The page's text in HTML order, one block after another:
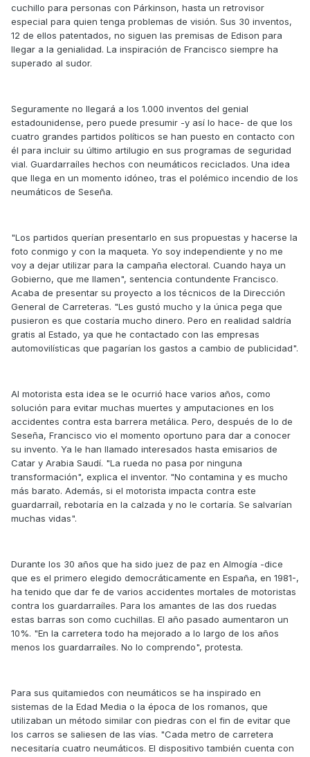
cuchillo para personas con Párkinson, hasta un retrovisor
especial para quien tenga problemas de visión. Sus 30 inventos,
12 de ellos patentados, no siguen las premisas de Edison para
llegar a la genialidad. La inspiración de Francisco siempre ha
superado al sudor.
Seguramente no llegará a los 1.000 inventos del genial
estadounidense, pero puede presumir -y así lo hace- de que los
cuatro grandes partidos políticos se han puesto en contacto con
él para incluir su último artilugio en sus programas de seguridad
vial. Guardarraíles hechos con neumáticos reciclados. Una idea
que llega en un momento idóneo, tras el polémico incendio de los
neumáticos de Seseña.
"Los partidos querían presentarlo en sus propuestas y hacerse la
foto conmigo y con la maqueta. Yo soy independiente y no me
voy a dejar utilizar para la campaña electoral. Cuando haya un
Gobierno, que me llamen", sentencia contundente Francisco.
Acaba de presentar su proyecto a los técnicos de la Dirección
General de Carreteras. "Les gustó mucho y la única pega que
pusieron es que costaría mucho dinero. Pero en realidad saldría
gratis al Estado, ya que he contactado con las empresas
automovilísticas que pagarían los gastos a cambio de publicidad".
Al motorista esta idea se le ocurrió hace varios años, como
solución para evitar muchas muertes y amputaciones en los
accidentes contra esta barrera metálica. Pero, después de lo de
Seseña, Francisco vio el momento oportuno para dar a conocer
su invento. Ya le han llamado interesados hasta emisarios de
Catar y Arabia Saudí. "La rueda no pasa por ninguna
transformación", explica el inventor. "No contamina y es mucho
más barato. Además, si el motorista impacta contra este
guardarraíl, rebotaría en la calzada y no le cortaría. Se salvarían
muchas vidas".
Durante los 30 años que ha sido juez de paz en Almogía -dice
que es el primero elegido democráticamente en España, en 1981-,
ha tenido que dar fe de varios accidentes mortales de motoristas
contra los guardarraíles. Para los amantes de las dos ruedas
estas barras son como cuchillas. El año pasado aumentaron un
10%. "En la carretera todo ha mejorado a lo largo de los años
menos los guardarraíles. No lo comprendo", protesta.
Para sus quitamiedos con neumáticos se ha inspirado en
sistemas de la Edad Media o la época de los romanos, que
utilizaban un método similar con piedras con el fin de evitar que
los carros se saliesen de las vías. "Cada metro de carretera
necesitaría cuatro neumáticos. El dispositivo también cuenta con